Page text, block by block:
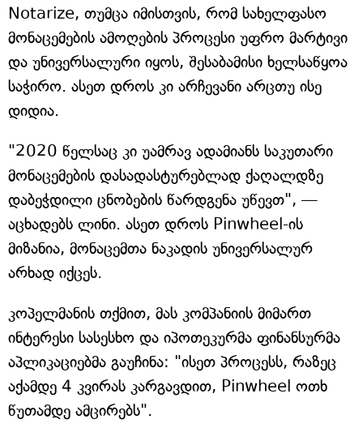
Notarize, თუმცა იმისთვის, რომ სახელფასო
მონაცემების ამოღების პროცესი უფრო მარტივი
და უნივერსალური იყოს, შესაბამისი ხელსაწყოა
საჭირო. ასეთ დროს კი არჩევანი არცთუ ისე
დიდია.
"2020 წელსაც კი უამრავ ადამიანს საკუთარი
მონაცემების დასადასტურებლად ქაღალდზე
დაბეჭდილი ცნობების წარდგენა უწევთ", —
აცხადებს ლინი. ასეთ დროს Pinwheel-ის
მიზანია, მონაცემთა ნაკადის უნივერსალურ
არხად იქცეს.
კოპელმანის თქმით, მას კომპანიის მიმართ
ინტერესი სასესხო და იპოთეკურმა ფინანსურმა
აპლიკაციებმა გაუჩინა: "ისეთ პროცესს, რაზეც
აქამდე 4 კვირას კარგავდით, Pinwheel ოთხ
წუთამდე ამცირებს".